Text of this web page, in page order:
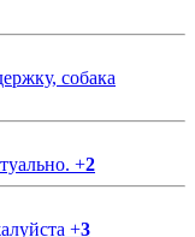
собака
+2
+3